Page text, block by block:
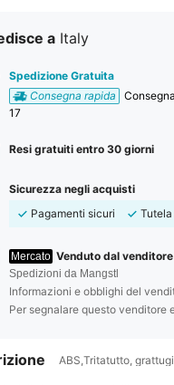
a Italy
Spedizione Gratuita
Consegna rapida
17
Resi gratuiti entro 30 giorni
Sicurezza negli acquisti
Pagamenti sicuri
Mercato Venduto dal
Spedizioni da Mangstl
Informazioni e obblighi del
Per segnalare questo venditore
ABS,Tritatutto,